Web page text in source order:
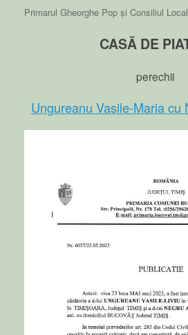
Primarul Gheorghe Pop și Consiliul
CASĂ DE
perechii
Ungureanu Vasile-Maria cu